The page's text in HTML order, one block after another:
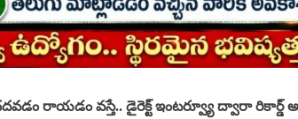
రాయడం వస్తే.. డైరెక్ట్ ఇంటర్వ్యూ ద్వారా రికార్డ్